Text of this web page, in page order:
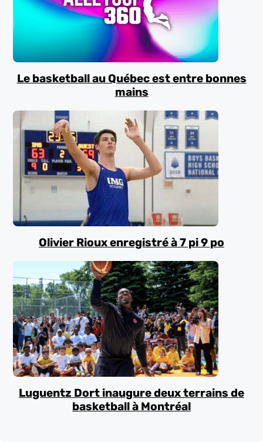
Le basketball au Québec est entre bonnes
mains
Olivier Rioux enregistré à 7 pi 9 po
Luguentz Dort inaugure deux terrains de
basketball à Montréal